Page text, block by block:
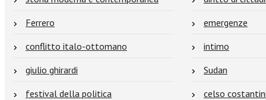
Ferrero
emergenze
conflitto italo-ottomano
intimo
giulio ghirardi
Sudan
festival della politica
celso